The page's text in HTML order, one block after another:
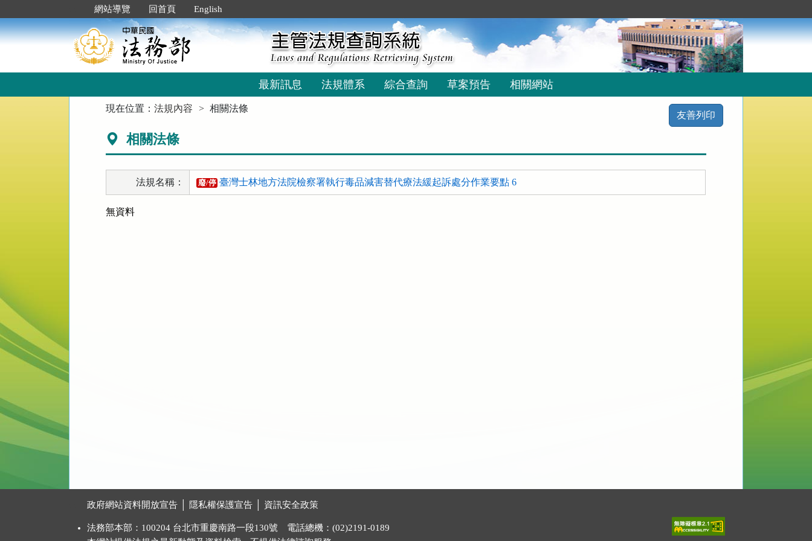
到
主
要
網站導覽 回首頁 English
最新訊息 法規體系 綜合查詢 草案預告 相關網站
現在位置：法規內容 相關法條
友善列印
相關法條
法規名稱： 廢/停 臺灣士林地方法院檢察署執行毒品減害替代療法緩起訴處分作業要點 6
無資料
政府網站資料開放宣告 隱私權保護宣告 資訊安全政策
法務部本部：100204 台北市重慶南路一段130號 電話總機：(02)2191-0189